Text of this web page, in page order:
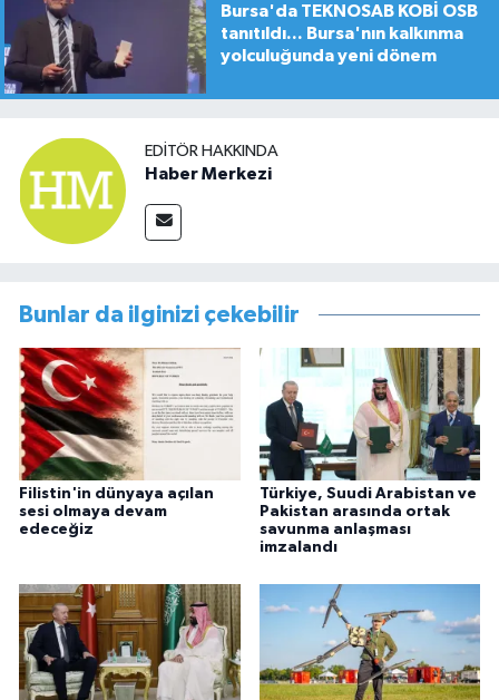
Bursa'da TEKNOSAB KOBİ OSB
tanıtıldı... Bursa'nın kalkınma
yolculuğunda yeni dönem
EDITÖR HAKKINDA
Haber Merkezi
Bunlar da ilginizi çekebilir
Filistin'in dünyaya açılan
sesi olmaya devam
edeceğiz
Türkiye, Suudi Arabistan ve
Pakistan arasında ortak
savunma anlaşması
imzalandı